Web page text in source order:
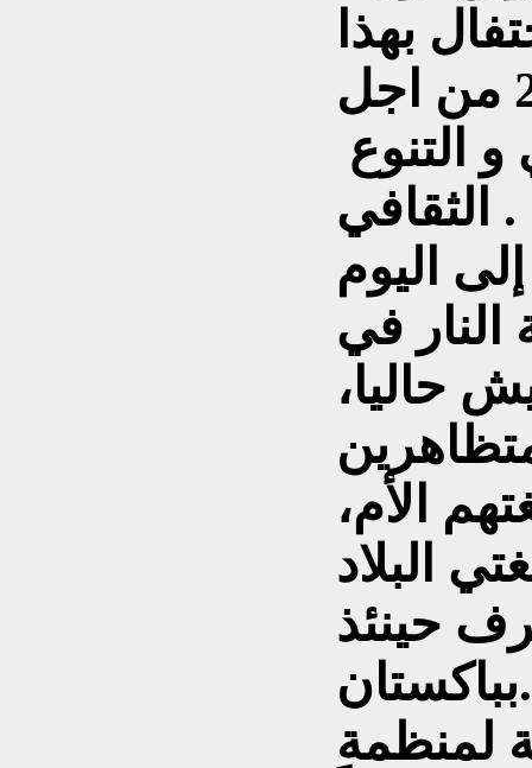
بالأحتفال بهذا
اليوم أعتباراً من عام 2000 من اجل
التنوع
الثقافي .
اليوم
في
حاليا،
الأم،
البلاد
حينئذ
بباكستان.
لمنظمة